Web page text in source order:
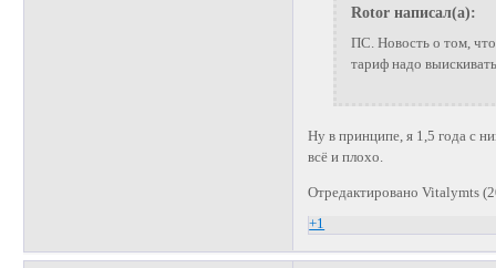
Rotor написал(а):
ПС. Новость о том, что
тариф надо
Ну в принципе, я 1,5 года с
всё и плохо.
Отредактировано Vitalymts
+1